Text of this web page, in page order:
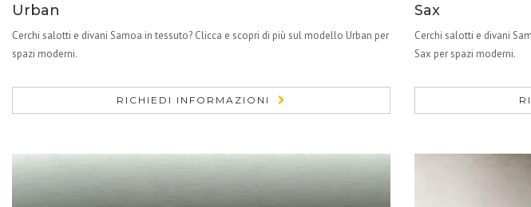
Urban
Cerchi salotti e divani Samoa in tessuto? Clicca e scopri di più sul modello Urban per
spazi moderni.
RICHIEDI INFORMAZIONI
Sax
Cerchi salotti e divani
Sax per spazi moderni.